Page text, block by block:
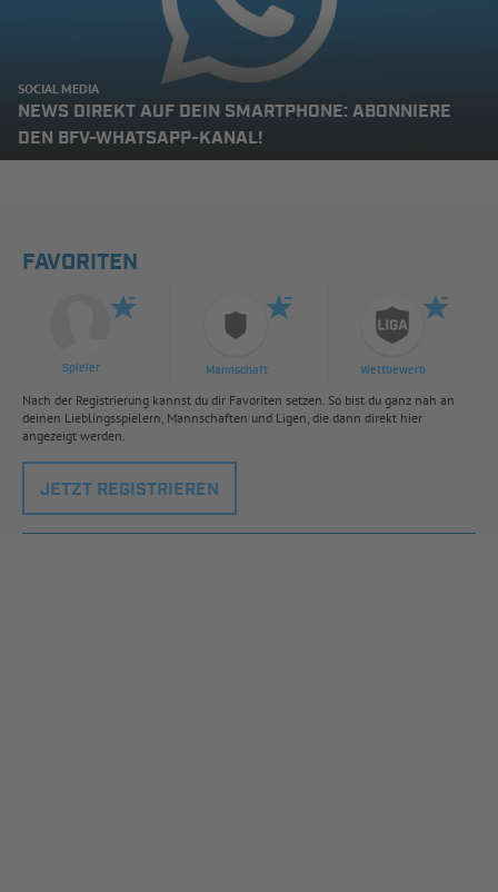
SOCIAL MEDIA
NEWS DIREKT AUF DEIN SMARTPHONE: ABONNIERE
DEN BFV-WHATSAPP-KANAL!
FAVORITEN
Spieler Mannschaft Wettbewerb
Nach der Registrierung kannst du dir Favoriten setzen. So bist du ganz nah an
deinen Lieblingsspielern, Mannschaften und Ligen, die dann direkt hier
angezeigt werden.
JETZT REGISTRIEREN